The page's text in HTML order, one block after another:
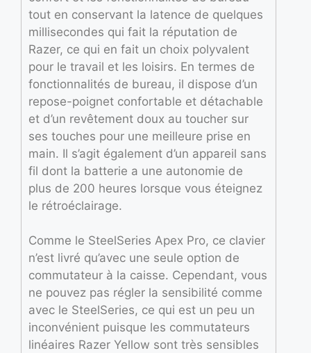
tout en conservant la latence de quelques
millisecondes qui fait la réputation de
Razer, ce qui en fait un choix polyvalent
pour le travail et les loisirs. En termes de
fonctionnalités de bureau, il dispose d’un
repose-poignet confortable et détachable
et d’un revêtement doux au toucher sur
ses touches pour une meilleure prise en
main. Il s’agit également d’un appareil sans
fil dont la batterie a une autonomie de
plus de 200 heures lorsque vous éteignez
le rétroéclairage.
Comme le SteelSeries Apex Pro, ce clavier
n’est livré qu’avec une seule option de
commutateur à la caisse. Cependant, vous
ne pouvez pas régler la sensibilité comme
avec le SteelSeries, ce qui est un peu un
inconvénient puisque les commutateurs
linéaires Razer Yellow sont très sensibles